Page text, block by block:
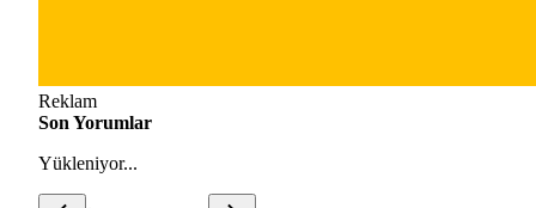
Reklam
Son Yorumlar
Yükleniyor...